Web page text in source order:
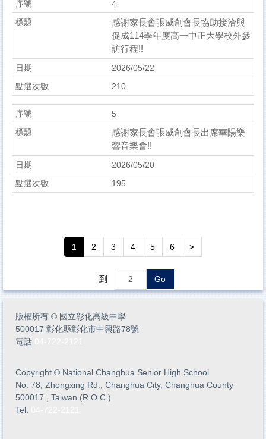
4
感謝家長會張威創會長協助接洽與
促成114學年度高一中正大學校外參
訪行程!!
2026/05/22
210
5
感謝家長會張威創會長出席華陽樂
響音樂會!!
2026/05/20
195
1 2 3 4 5 6 >
到 Go
版權所有 © 國立彰化高級中學
500017 彰化縣彰化市中興路78號
電話
Copyright © National Changhua Senior High School
No. 78, Zhongxing Rd., Changhua City, Changhua County
500017 , Taiwan (R.O.C.)
Tel.